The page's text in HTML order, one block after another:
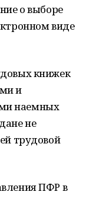
о выборе
виде
книжек
и
наемных
не
трудовой
ПФР в